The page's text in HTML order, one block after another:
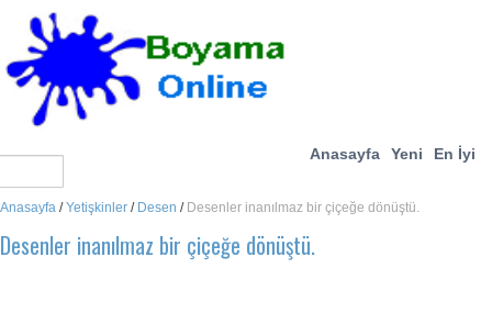
Anasayfa Yeni En İyi
Anasayfa /Yetişkinler / Desen / Desenler inanılmaz bir çiçeğe dönüştü.
Desenler inanılmaz bir çiçeğe dönüştü.